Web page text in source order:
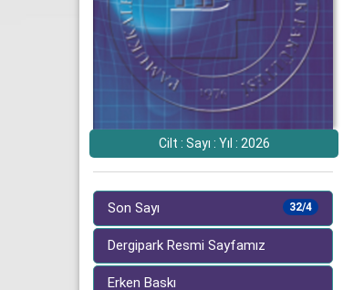
Cilt : Sayı : Yıl : 2026
32/4
Son Sayı
Dergipark Resmi Sayfamız
Erken Baskı